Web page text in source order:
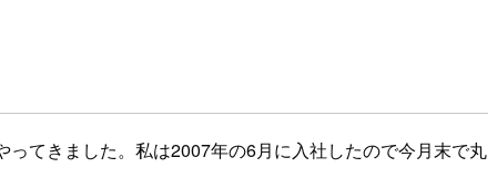
てきました。私は2007年の6月に入社したので今月末で丸